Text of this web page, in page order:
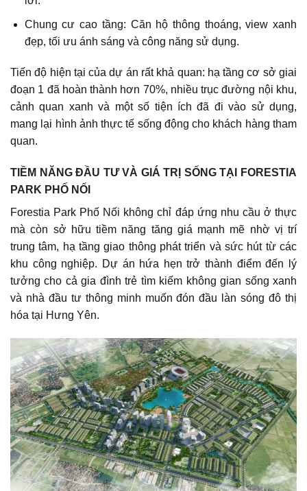
Chung cư cao tầng: Căn hộ thông thoáng, view xanh
đẹp, tối ưu ánh sáng và công năng sử dụng.
Tiến độ hiện tại của dự án rất khả quan: hạ tầng cơ sở giai
đoạn 1 đã hoàn thành hơn 70%, nhiều trục đường nội khu,
cảnh quan xanh và một số tiện ích đã đi vào sử dụng,
mang lại hình ảnh thực tế sống động cho khách hàng tham
quan.
TIỀM NĂNG ĐẦU TƯ VÀ GIÁ TRỊ SỐNG TẠI FORESTIA
PARK PHỐ NỐI
Forestia Park Phố Nối không chỉ đáp ứng nhu cầu ở thực
mà còn sở hữu tiềm năng tăng giá mạnh mẽ nhờ vị trí
trung tâm, hạ tầng giao thông phát triển và sức hút từ các
khu công nghiệp. Dự án hứa hẹn trở thành điểm đến lý
tưởng cho cả gia đình trẻ tìm kiếm không gian sống xanh
và nhà đầu tư thông minh muốn đón đầu làn sóng đô thị
hóa tại Hưng Yên.